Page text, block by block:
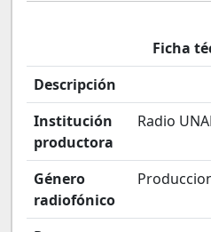
Ficha
Descripción
Institución
productora
Radio
Género
radiofónico